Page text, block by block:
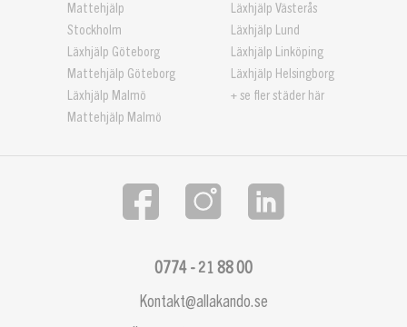
Mattehjälp
Stockholm
Läxhjälp Göteborg
Mattehjälp Göteborg
Läxhjälp Malmö
Mattehjälp Malmö
Läxhjälp Västerås
Läxhjälp Lund
Läxhjälp Linköping
Läxhjälp Helsingborg
+ se fler städer här
Kontakt@allakando.se
0774 - 21 88 00